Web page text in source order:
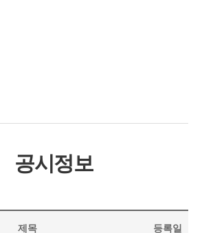
공시정보
제목 등록일